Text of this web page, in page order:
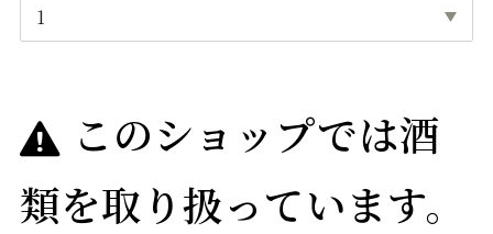
このショップでは酒
類を取り扱っています。